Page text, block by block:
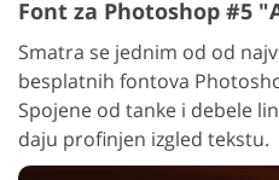
Font za Photoshop #5
Smatra se jednim od od
besplatnih fontova
Spojene od tanke i debele
daju profinjen izgled tekstu.